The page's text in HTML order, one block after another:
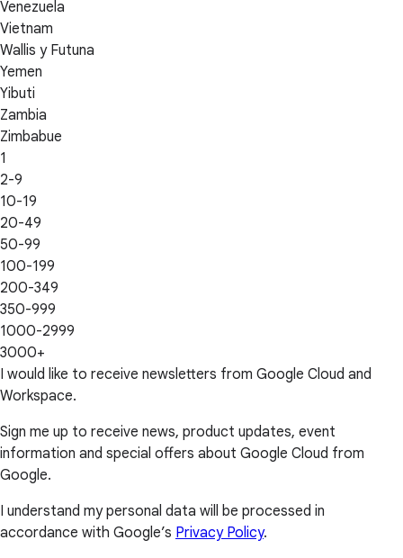
Venezuela
Vietnam
Wallis y Futuna
Yemen
Yibuti
Zambia
Zimbabue
1
2-9
10-19
20-49
50-99
100-199
200-349
350-999
1000-2999
3000+
I would like to receive newsletters from Google Cloud and
Workspace.
Sign me up to receive news, product updates, event
information and special offers about Google Cloud from
Google.
I understand my personal data will be processed in
accordance with Google’s Privacy Policy.